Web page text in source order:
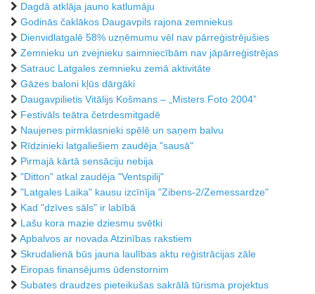
Dagdā atklāja jauno katlumāju
Godinās čaklākos Daugavpils rajona zemniekus
Dienvidlatgalē 58% uzņēmumu vēl nav pārreģistrējušies
Zemnieku un zvejnieku saimniecībām nav jāpārreģistrējas
Satrauc Latgales zemnieku zemā aktivitāte
Gāzes baloni kļūs dārgāki
Daugavpilietis Vitālijs Košmans – „Misters Foto 2004”
Festivāls teātra četrdesmitgadē
Naujenes pirmklasnieki spēlē un saņem balvu
Rīdzinieki latgaliešiem zaudēja "sausā"
Pirmajā kārtā sensāciju nebija
"Ditton" atkal zaudēja "Ventspilij"
"Latgales Laika" kausu izcīnīja "Zibens-2/Zemessardze"
Kad "dzīves sāls" ir labībā
Lašu kora mazie dziesmu svētki
Apbalvos ar novada Atzinības rakstiem
Skrudalienā būs jauna laulības aktu reģistrācijas zāle
Eiropas finansējums ūdenstornim
Subates draudzes pieteikušas sakrālā tūrisma projektus